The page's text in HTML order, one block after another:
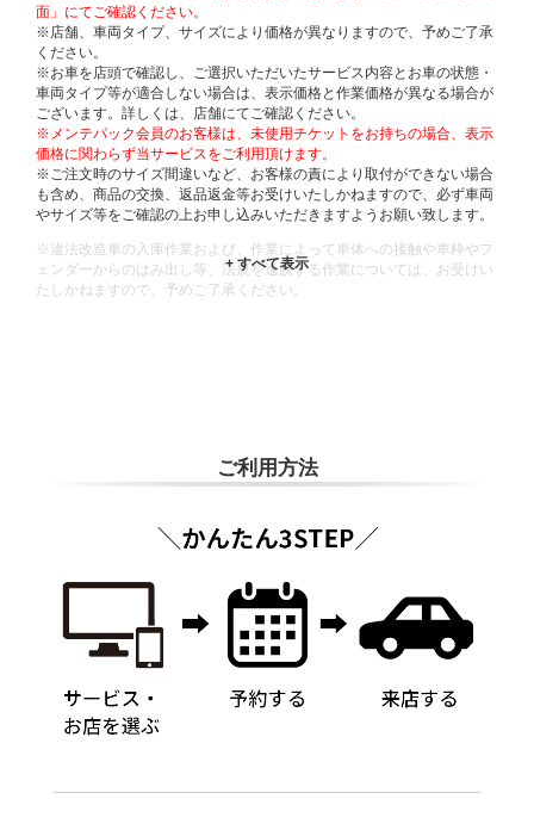
面」にてご確認ください。
※店舗、車両タイプ、サイズにより価格が異なりますので、予めご了承
ください。
※お車を店頭で確認し、ご選択いただいたサービス内容とお車の状態・
車両タイプ等が適合しない場合は、表示価格と作業価格が異なる場合が
ございます。詳しくは、店舗にてご確認ください。
※メンテパック会員のお客様は、未使用チケットをお持ちの場合、表示
価格に関わらず当サービスをご利用頂けます。
※ご注文時のサイズ間違いなど、お客様の責により取付ができない場合
も含め、商品の交換、返品返金等お受けいたしかねますので、必ず車両
やサイズ等をご確認の上お申し込みいただきますようお願い致します。
※違法改造車の入庫作業および、作業によって車体への接触や車枠やフ
ェンダーからのはみ出し等、法規を逸脱する作業については、お受けい
たしかねますので、予めご了承ください。
ご利用方法